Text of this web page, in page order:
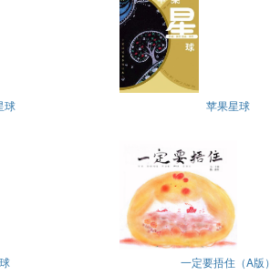
球 苹果星球
一定要捂住（A版